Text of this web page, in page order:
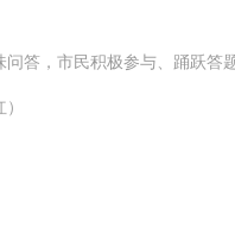
答，市民积极参与、踊跃答题
）